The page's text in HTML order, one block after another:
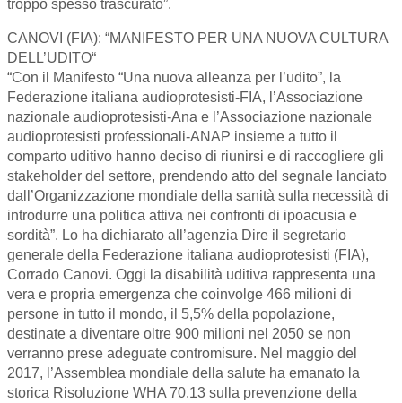
troppo spesso trascurato”.
CANOVI (FIA): “MANIFESTO PER UNA NUOVA CULTURA
DELL’UDITO“
“Con il Manifesto “Una nuova alleanza per l’udito”, la
Federazione italiana audioprotesisti-FIA, l’Associazione
nazionale audioprotesisti-Ana e l’Associazione nazionale
audioprotesisti professionali-ANAP insieme a tutto il
comparto uditivo hanno deciso di riunirsi e di raccogliere gli
stakeholder del settore, prendendo atto del segnale lanciato
dall’Organizzazione mondiale della sanità sulla necessità di
introdurre una politica attiva nei confronti di ipoacusia e
sordità”. Lo ha dichiarato all’agenzia Dire il segretario
generale della Federazione italiana audioprotesisti (FIA),
Corrado Canovi. Oggi la disabilità uditiva rappresenta una
vera e propria emergenza che coinvolge 466 milioni di
persone in tutto il mondo, il 5,5% della popolazione,
destinate a diventare oltre 900 milioni nel 2050 se non
verranno prese adeguate contromisure. Nel maggio del
2017, l’Assemblea mondiale della salute ha emanato la
storica Risoluzione WHA 70.13 sulla prevenzione della